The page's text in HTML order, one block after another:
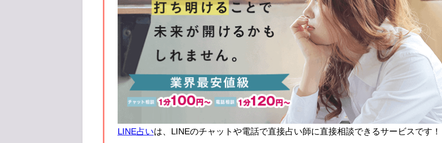
LINE占いは、LINEのチャットや電話で直接占い師に直接相談できるサービスです！